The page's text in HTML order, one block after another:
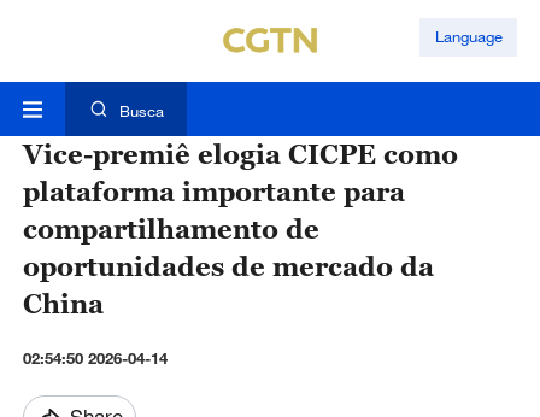
Language
Busca
Vice-premiê elogia CICPE como
plataforma importante para
compartilhamento de
oportunidades de mercado da
China
02:54:50 2026-04-14